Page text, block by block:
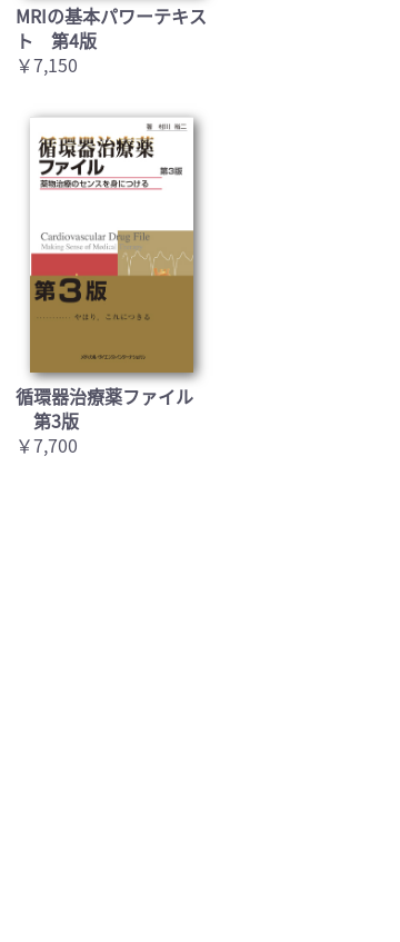
MRIの基本パワーテキス
ト 第4版
￥7,150
循環器治療薬ファイル
第3版
￥7,700